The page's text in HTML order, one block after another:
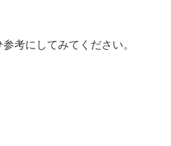
考にしてみてください。